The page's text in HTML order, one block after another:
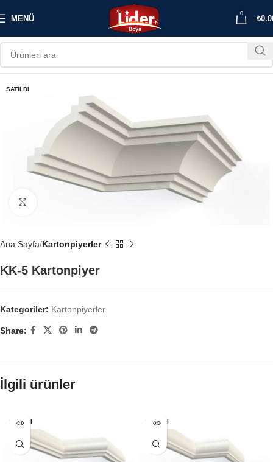
MENÜ
0
₺
SATILDI
Ana Sayfa Kartonpiyerler
KK-5 Kartonpiyer
Kategoriler: Kartonpiyerler
Share:
İlgili ürünler
SATILDI SATILDI